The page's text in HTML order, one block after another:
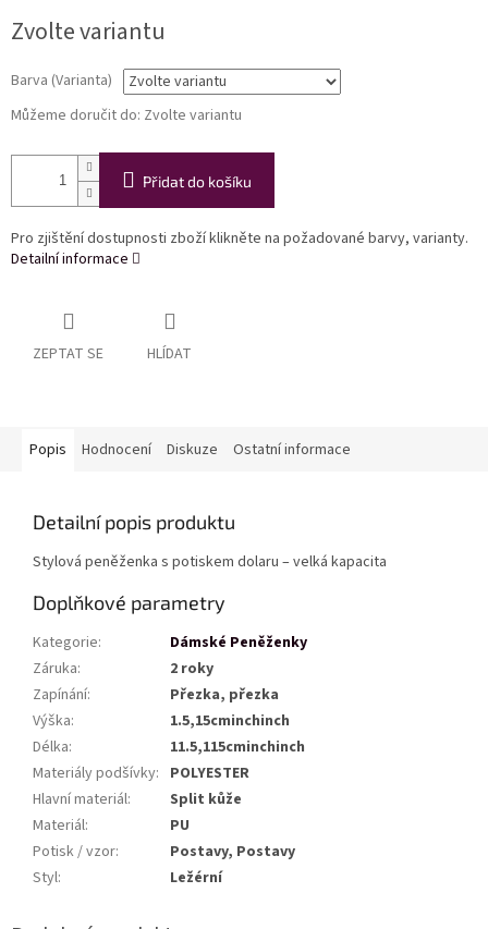
cena:
Zvolte variantu
Barva (Varianta)
Můžeme doručit do: Zvolte variantu
Přidat do košíku
Pro zjištění dostupnosti zboží klikněte na požadované barvy, varianty.
Detailní informace
ZEPTAT SE HLÍDAT
Popis Hodnocení Diskuze Ostatní informace
Detailní popis produktu
Stylová peněženka s potiskem dolaru – velká kapacita
Doplňkové parametry
Kategorie:
Dámské Peněženky
Záruka:
2 roky
Zapínání:
Přezka, přezka
Výška:
1.5,15cminchinch
Délka:
11.5,115cminchinch
Materiály podšívky: POLYESTER
Hlavní materiál:
Split kůže
Materiál:
PU
Potisk / vzor:
Postavy, Postavy
Styl: Ležérní